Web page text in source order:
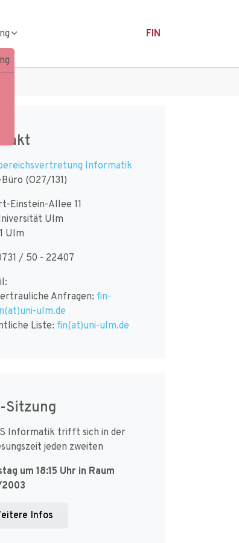
FIN
Informatik
(O27/131)
Einstein-Allee 11
Ulm
Ulm
/ 50 - 22407
Anfragen: fin-
ulm.de
Liste: fin(at)uni-ulm.de
Sitzung
Informatik trifft sich in der
jeden zweiten
um 18:15 Uhr in Raum
Infos